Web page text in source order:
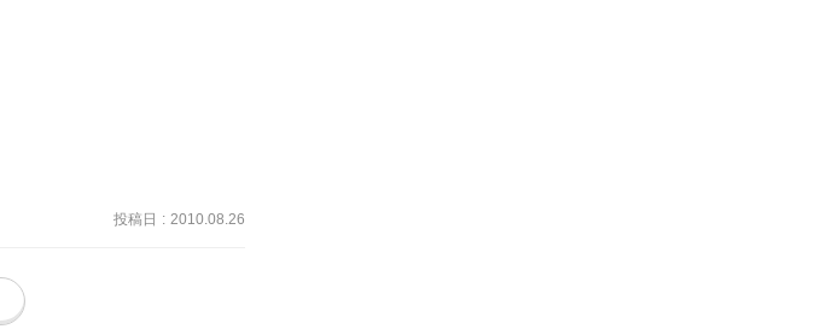
投稿日 : 2010.08.26